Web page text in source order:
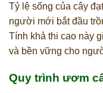
Tỷ lệ sống của cây
người mới bắt đầu
Tính khả thi cao này
và bền vững cho
Quy trình ươm